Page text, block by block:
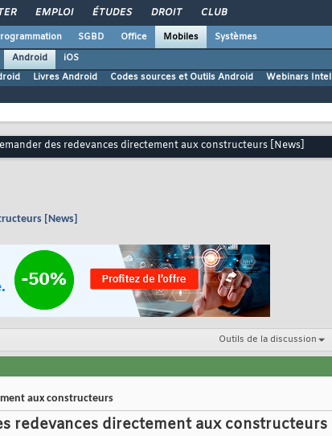
EMPLOI ÉTUDES DROIT CLUB
SGBD Office Mobiles
Systèmes
Android
iOS
Livres Android Codes sources et Outils Android Webinars Intel
des redevances directement aux constructeurs [News]
[News]
Outils de la discussion
aux constructeurs
redevances directement aux constructeurs